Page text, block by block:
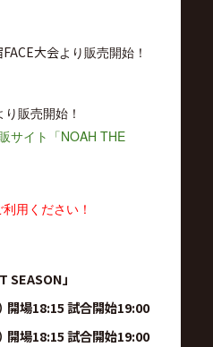
大会より販売開始！
販売開始！
サイト「 NOAH THE
用ください！
SEASON」
場18:15 試合開始19:00
場18:15 試合開始19:00